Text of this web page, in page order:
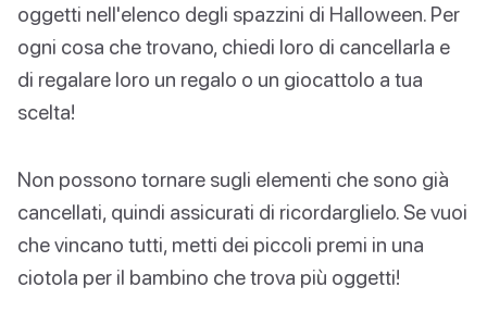
oggetti nell'elenco degli spazzini di Halloween. Per
ogni cosa che trovano, chiedi loro di cancellarla e
di regalare loro un regalo o un giocattolo a tua
scelta!
Non possono tornare sugli elementi che sono già
cancellati, quindi assicurati di ricordarglielo. Se vuoi
che vincano tutti, metti dei piccoli premi in una
ciotola per il bambino che trova più oggetti!